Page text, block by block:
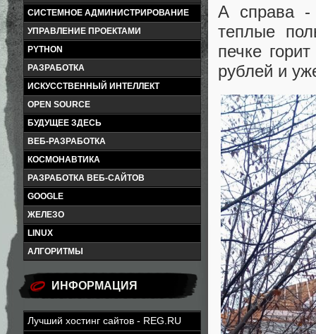
СИСТЕМНОЕ АДМИНИСТРИРОВАНИЕ
УПРАВЛЕНИЕ ПРОЕКТАМИ
PYTHON
РАЗРАБОТКА
ИСКУССТВЕННЫЙ ИНТЕЛЛЕКТ
OPEN SOURCE
БУДУЩЕЕ ЗДЕСЬ
ВЕБ-РАЗРАБОТКА
КОСМОНАВТИКА
РАЗРАБОТКА ВЕБ-САЙТОВ
GOOGLE
ЖЕЛЕЗО
LINUX
АЛГОРИТМЫ
ИНФОРМАЦИЯ
Лучший хостинг сайтов - REG.RU
А справа -
теплые
печке
рублей и